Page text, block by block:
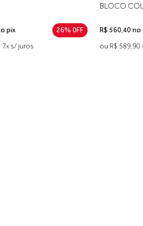
pix
26% 0FF
s/ juros
BLOCO
R$ 560,40 no
ou R$